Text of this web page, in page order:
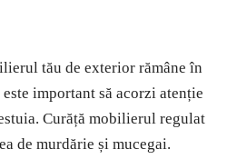
tău de exterior rămâne în
important să acorzi atenție
Curăță mobilierul regulat
de murdărie și mucegai.